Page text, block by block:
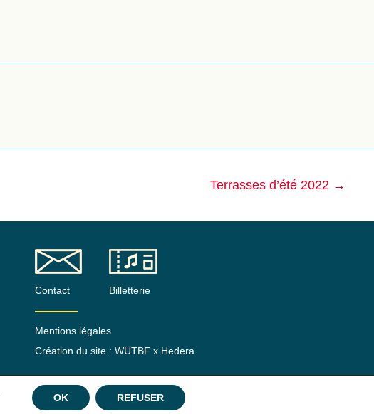
Terrasses d’été 2022 →
Contact Billetterie
Mentions légales
Création du site : WUTBF x Hedera
OK REFUSER